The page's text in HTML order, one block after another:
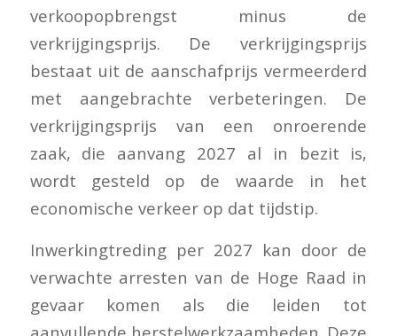
verkoopopbrengst minus de
verkrijgingsprijs. De verkrijgingsprijs
bestaat uit de aanschafprijs vermeerderd
met aangebrachte verbeteringen. De
verkrijgingsprijs van een onroerende
zaak, die aanvang 2027 al in bezit is,
wordt gesteld op de waarde in het
economische verkeer op dat tijdstip.
Inwerkingtreding per 2027 kan door de
verwachte arresten van de Hoge Raad in
gevaar komen als die leiden tot